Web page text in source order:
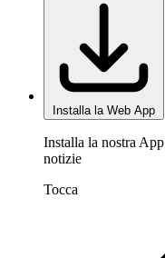
Installa la Web App
Installa la nostra
notizie
Tocca